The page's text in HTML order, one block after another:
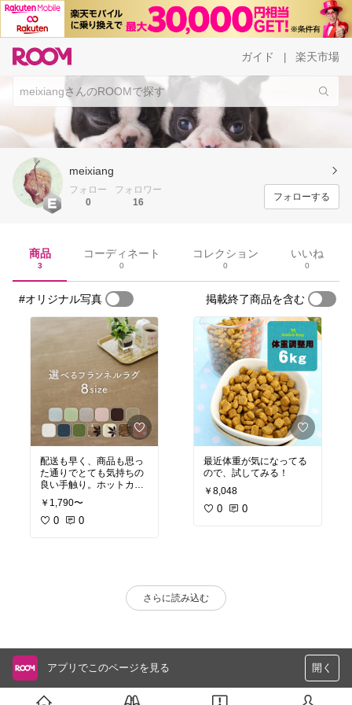
ガイド 楽天市場
meixiang
フォロー
0
フォロワー
16
フォローする
商品
3
コーディネート
0
コレクション
0
いいね
0
#オリジナル写真 掲載終了商品を含む
配送も早く、商品も思っ
た通りでとても気持ちの
良い手触り。ホットカー
ペットカバーとして、こ
の冬も暖かく過ごせそう
です。
￥1,790〜
0 0
最近体重が気になってる
ので、試してみる！
￥8,048
0 0
さらに読み込む
アプリでこのページを見る 開く